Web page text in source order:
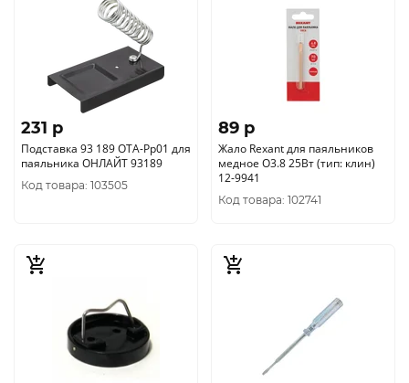
231 p
Подставка 93 189 OTA-Pp01 для
паяльника ОНЛАЙТ 93189
Код товара: 103505
89 p
Жало Rexant для паяльников
медное O3.8 25Вт (тип: клин)
12-9941
Код товара: 102741